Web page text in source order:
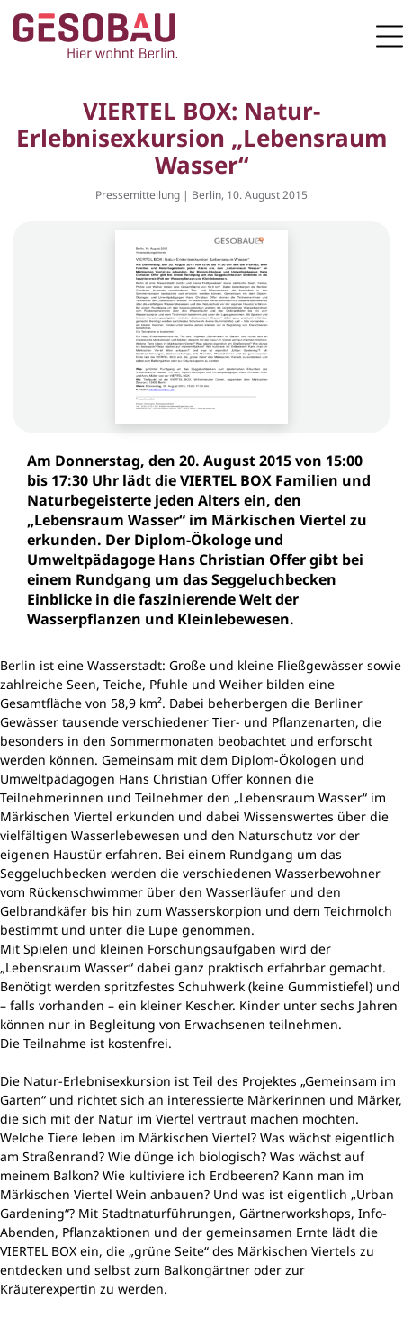
ZUM HAUPTINHALT SPRINGEN
Zur Startseite
VIERTEL BOX: Natur-
Erlebnisexkursion „Lebensraum
Wasser“
Pressemitteilung | Berlin, 10. August 2015
Am Donnerstag, den 20. August 2015 von 15:00
bis 17:30 Uhr lädt die VIERTEL BOX Familien und
Naturbegeisterte jeden Alters ein, den
„Lebensraum Wasser“ im Märkischen Viertel zu
erkunden. Der Diplom-Ökologe und
Umweltpädagoge Hans Christian Offer gibt bei
einem Rundgang um das Seggeluchbecken
Einblicke in die faszinierende Welt der
Wasserpflanzen und Kleinlebewesen.
Berlin ist eine Wasserstadt: Große und kleine Fließgewässer sowie
zahlreiche Seen, Teiche, Pfuhle und Weiher bilden eine
Gesamtfläche von 58,9 km². Dabei beherbergen die Berliner
Gewässer tausende verschiedener Tier- und Pflanzenarten, die
besonders in den Sommermonaten beobachtet und erforscht
werden können. Gemeinsam mit dem Diplom-Ökologen und
Umweltpädagogen Hans Christian Offer können die
Teilnehmerinnen und Teilnehmer den „Lebensraum Wasser“ im
Märkischen Viertel erkunden und dabei Wissenswertes über die
vielfältigen Wasserlebewesen und den Naturschutz vor der
eigenen Haustür erfahren. Bei einem Rundgang um das
Seggeluchbecken werden die verschiedenen Wasserbewohner
vom Rückenschwimmer über den Wasserläufer und den
Gelbrandkäfer bis hin zum Wasserskorpion und dem Teichmolch
bestimmt und unter die Lupe genommen.
Mit Spielen und kleinen Forschungsaufgaben wird der
„Lebensraum Wasser“ dabei ganz praktisch erfahrbar gemacht.
Benötigt werden spritzfestes Schuhwerk (keine Gummistiefel) und
– falls vorhanden – ein kleiner Kescher. Kinder unter sechs Jahren
können nur in Begleitung von Erwachsenen teilnehmen.
Die Teilnahme ist kostenfrei.
Die Natur-Erlebnisexkursion ist Teil des Projektes „Gemeinsam im
Garten“ und richtet sich an interessierte Märkerinnen und Märker,
die sich mit der Natur im Viertel vertraut machen möchten.
Welche Tiere leben im Märkischen Viertel? Was wächst eigentlich
am Straßenrand? Wie dünge ich biologisch? Was wächst auf
meinem Balkon? Wie kultiviere ich Erdbeeren? Kann man im
Märkischen Viertel Wein anbauen? Und was ist eigentlich „Urban
Gardening“? Mit Stadtnaturführungen, Gärtnerworkshops, Info-
Abenden, Pflanzaktionen und der gemeinsamen Ernte lädt die
VIERTEL BOX ein, die „grüne Seite“ des Märkischen Viertels zu
entdecken und selbst zum Balkongärtner oder zur
Kräuterexpertin zu werden.